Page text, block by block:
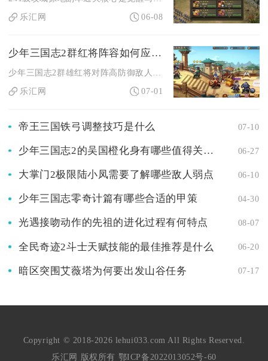
乐汇网
06-08
少年三国志2群红将阵容如何应对高防御敌人
少年三国志2群雄红将对阵高防御敌人，核心解法是用吕布+貂蝉+...
乐汇网
07-01
帝王三国铁弓调整技巧是什么 07-10
少年三国志2的吴国橙化身有哪些值得关注的地方 06-27
大掌门2极限陆小凤需要了解哪些敌人弱点 06-10
少年三国志零奇计篇有哪些合适的甲策 04-30
光遇接吻动作的先祖的进化过程有何特点 08-07
全民奇迹2斗士天赋技能的最佳推荐是什么 06-20
暗区突围艾薇塔为何要出发山谷任务 07-17
Copyright © 2018-2026 lehui033.com All Rights Reserved.
乐汇网 版权所有 鄂ICP备2022013052号-60